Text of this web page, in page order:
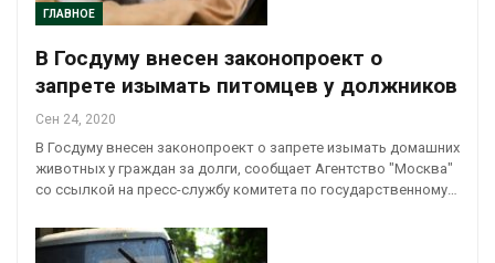
ГЛАВНОЕ
В Госдуму внесен законопроект о
запрете изымать питомцев у должников
Сен 24, 2020
В Госдуму внесен законопроект о запрете изымать домашних
животных у граждан за долги, сообщает Агентство "Москва"
со ссылкой на пресс-службу комитета по государственному…